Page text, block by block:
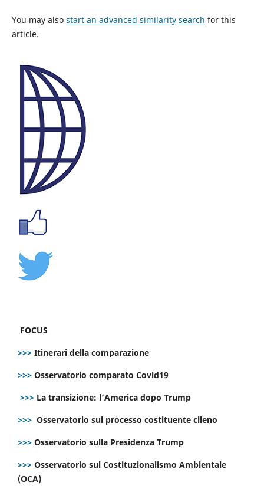
You may also start an advanced similarity search for this
article.
FOCUS
>>> Itinerari della comparazione
>>> Osservatorio comparato Covid19
>>> La transizione: l’America dopo Trump
>>> Osservatorio sul processo costituente cileno
>>> Osservatorio sulla Presidenza Trump
>>> Osservatorio sul Costituzionalismo Ambientale
(OCA)